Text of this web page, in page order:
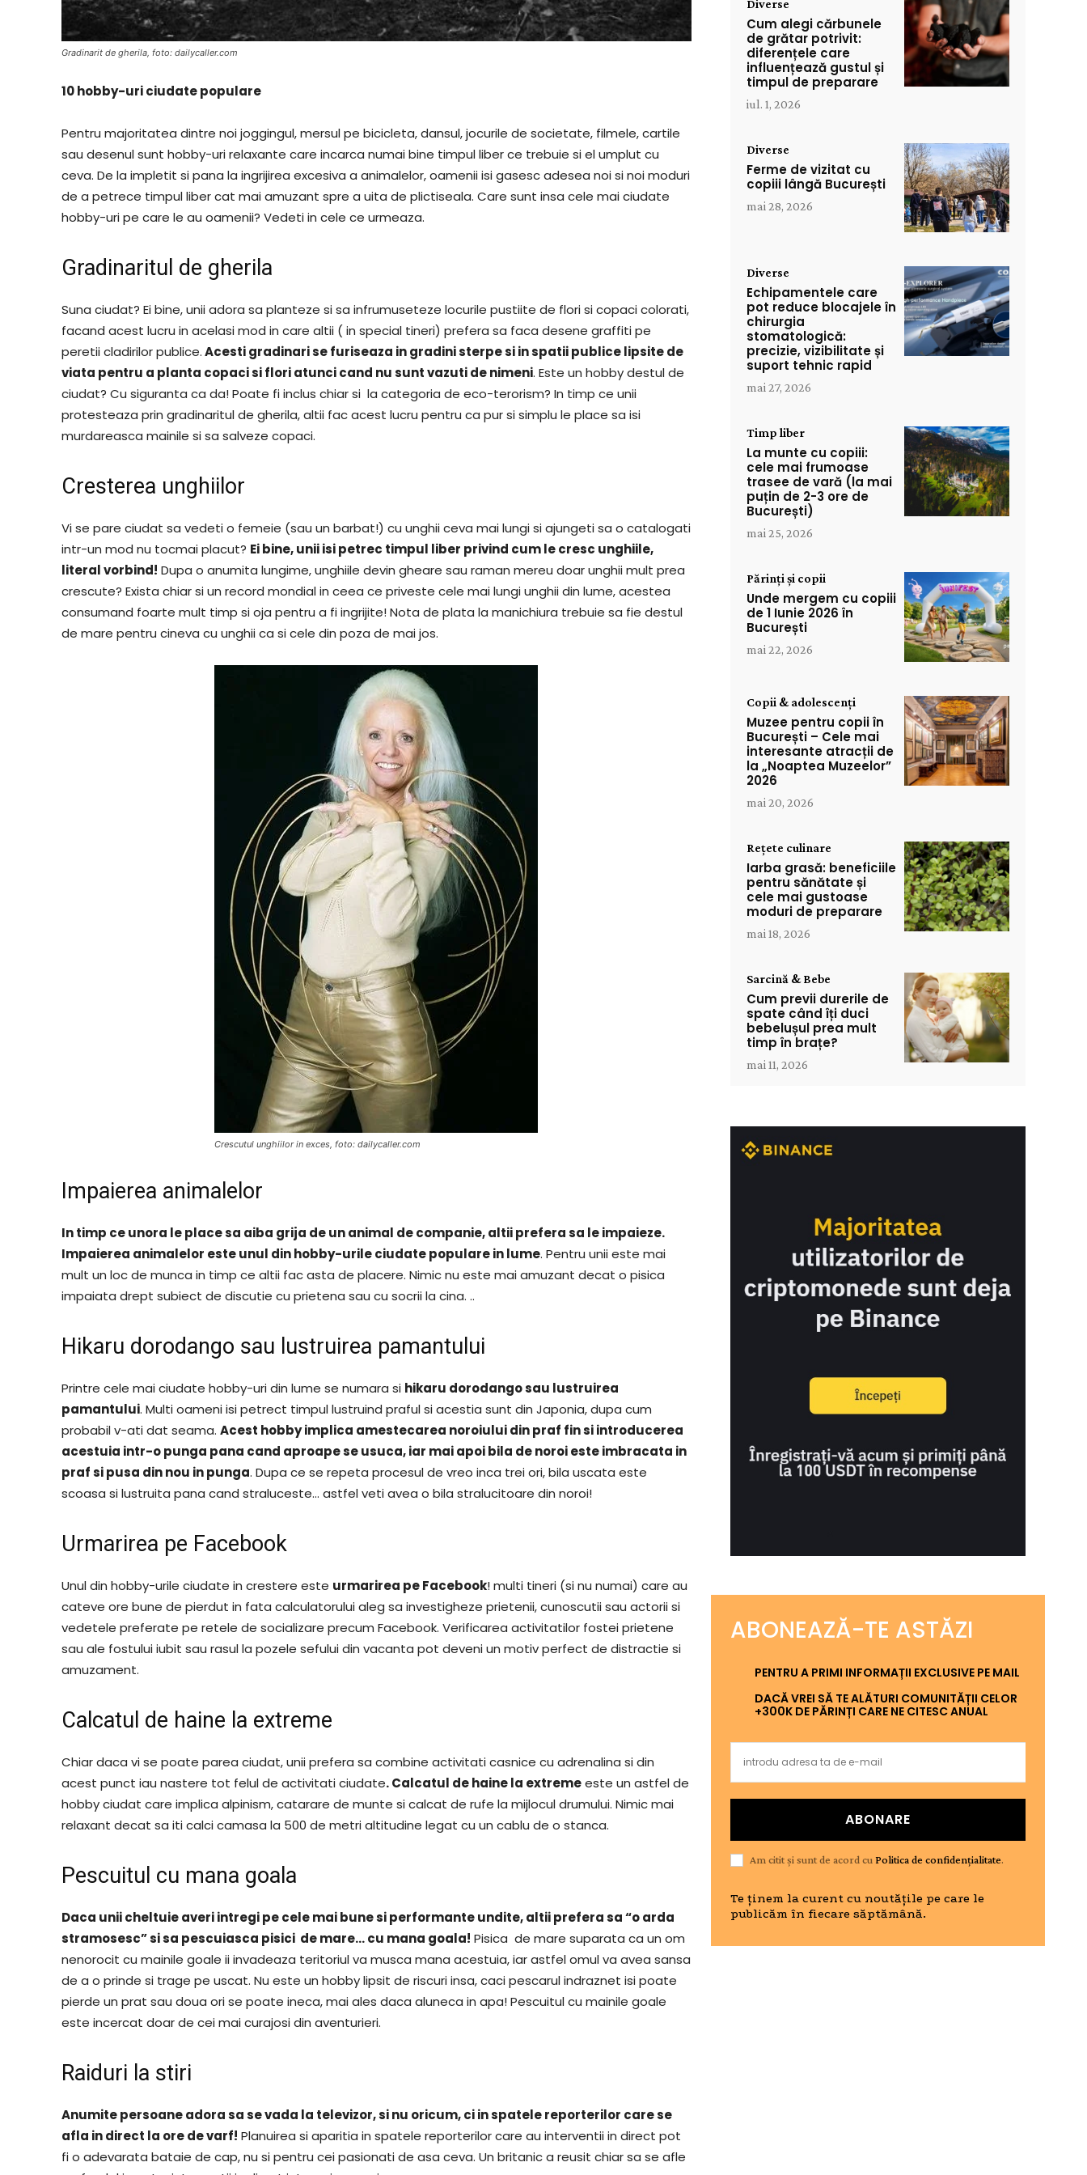
Gradinarit de gherila, foto: dailycaller.com
10 hobby-uri ciudate populare
Pentru majoritatea dintre noi joggingul, mersul pe bicicleta, dansul, jocurile de societate, filmele, cartile
sau desenul sunt hobby-uri relaxante care incarca numai bine timpul liber ce trebuie si el umplut cu
ceva. De la impletit si pana la ingrijirea excesiva a animalelor, oamenii isi gasesc adesea noi si noi moduri
de a petrece timpul liber cat mai amuzant spre a uita de plictiseala. Care sunt insa cele mai ciudate
hobby-uri pe care le au oamenii? Vedeti in cele ce urmeaza.
Gradinaritul de gherila
Suna ciudat? Ei bine, unii adora sa planteze si sa infrumuseteze locurile pustiite de flori si copaci colorati,
facand acest lucru in acelasi mod in care altii ( in special tineri) prefera sa faca desene graffiti pe
peretii cladirilor publice.Acesti gradinari se furiseaza in gradini sterpe si in spatii publice lipsite de
viata pentru a planta copaci si flori atunci cand nu sunt vazuti de nimeni. Este un hobby destul de
ciudat? Cu siguranta ca da! Poate fi inclus chiar si la categoria de eco-terorism? In timp ce unii
protesteaza prin gradinaritul de gherila, altii fac acest lucru pentru ca pur si simplu le place sa isi
murdareasca mainile si sa salveze copaci.
Cresterea unghiilor
Vi se pare ciudat sa vedeti o femeie (sau un barbat!) cu unghii ceva mai lungi si ajungeti sa o catalogati
intr-un mod nu tocmai placut? Ei bine, unii isi petrec timpul liber privind cum le cresc unghiile,
literal vorbind! Dupa o anumita lungime, unghiile devin gheare sau raman mereu doar unghii mult prea
crescute? Exista chiar si un record mondial in ceea ce priveste cele mai lungi unghii din lume, acestea
consumand foarte mult timp si oja pentru a fi ingrijite! Nota de plata la manichiura trebuie sa fie destul
de mare pentru cineva cu unghii ca si cele din poza de mai jos.
Crescutul unghiilor in exces, foto: dailycaller.com
Impaierea animalelor
In timp ce unora le place sa aiba grija de un animal de companie, altii prefera sa le impaieze.
Impaierea animalelor este unul din hobby-urile ciudate populare in lume. Pentru unii este mai
mult un loc de munca in timp ce altii fac asta de placere. Nimic nu este mai amuzant decat o pisica
impaiata drept subiect de discutie cu prietena sau cu socrii la cina. ..
Hikaru dorodango sau lustruirea pamantului
Printre cele mai ciudate hobby-uri din lume se numara si hikaru dorodango sau lustruirea
pamantului. Multi oameni isi petrect timpul lustruind praful si acestia sunt din Japonia, dupa cum
probabil v-ati dat seama. Acest hobby implica amestecarea noroiului din praf fin si introducerea
acestuia intr-o punga pana cand aproape se usuca, iar mai apoi bila de noroi este imbracata in
praf si pusa din nou in punga. Dupa ce se repeta procesul de vreo inca trei ori, bila uscata este
scoasa si lustruita pana cand straluceste… astfel veti avea o bila stralucitoare din noroi!
Urmarirea pe Facebook
Unul din hobby-urile ciudate in crestere este urmarirea pe Facebook! multi tineri (si nu numai) care au
cateve ore bune de pierdut in fata calculatorului aleg sa investigheze prietenii, cunoscutii sau actorii si
vedetele preferate pe retele de socializare precum Facebook. Verificarea activitatilor fostei prietene
sau ale fostului iubit sau rasul la pozele sefului din vacanta pot deveni un motiv perfect de distractie si
amuzament.
Calcatul de haine la extreme
Chiar daca vi se poate parea ciudat, unii prefera sa combine activitati casnice cu adrenalina si din
acest punct iau nastere tot felul de activitati ciudate. Calcatul de haine la extremeeste un astfel de
hobby ciudat care implica alpinism, catarare de munte si calcat de rufe la mijlocul drumului. Nimic mai
relaxant decat sa iti calci camasa la 500 de metri altitudine legat cu un cablu de o stanca.
Pescuitul cu mana goala
Daca unii cheltuie averi intregi pe cele mai bune si performante undite, altii prefera sa “o arda
stramosesc” si sa pescuiasca pisici de mare… cu mana goala! Pisica de mare suparata ca un om
nenorocit cu mainile goale ii invadeaza teritoriul va musca mana acestuia, iar astfel omul va avea sansa
de a o prinde si trage pe uscat. Nu este un hobby lipsit de riscuri insa, caci pescarul indraznet isi poate
pierde un prat sau doua ori se poate ineca, mai ales daca aluneca in apa! Pescuitul cu mainile goale
este incercat doar de cei mai curajosi din aventurieri.
Raiduri la stiri
Anumite persoane adora sa se vada la televizor, si nu oricum, ci in spatele reporterilor care se
afla in direct la ore de varf! Planuirea si aparitia in spatele reporterilor care au interventii in direct pot
fi o adevarata bataie de cap, nu si pentru cei pasionati de asa ceva. Un britanic a reusit chiar sa se afle
Diverse
Cum alegi cărbunele
de grătar potrivit:
diferențele care
influențează gustul și
timpul de preparare
iul. 1, 2026
Diverse
Ferme de vizitat cu
copiii lângă București
mai 28, 2026
Diverse
Echipamentele care
pot reduce blocajele în
chirurgia
stomatologică:
precizie, vizibilitate și
suport tehnic rapid
mai 27, 2026
Timp liber
La munte cu copiii:
cele mai frumoase
trasee de vară (la mai
puțin de 2-3 ore de
București)
mai 25, 2026
Părinți și copii
Unde mergem cu copiii
de 1 Iunie 2026 în
București
mai 22, 2026
Copii & adolescenți
Muzee pentru copii în
București – Cele mai
interesante atracții de
la „Noaptea Muzeelor”
2026
mai 20, 2026
Rețete culinare
Iarba grasă: beneficiile
pentru sănătate și
cele mai gustoase
moduri de preparare
mai 18, 2026
Sarcină & Bebe
Cum previi durerile de
spate când îți duci
bebelușul prea mult
timp în brațe?
mai 11, 2026
ABONEAZĂ-TE ASTĂZI
PENTRU A PRIMI INFORMAȚII EXCLUSIVE PE MAIL
DACĂ VREI SĂ TE ALĂTURI COMUNITĂȚII CELOR
+300K DE PĂRINȚI CARE NE CITESC ANUAL
ABONARE
Am citit și sunt de acord cuPolitica de confidențialitate.
Te ținem la curent cu noutățile pe care le
publicăm în fiecare săptămână.